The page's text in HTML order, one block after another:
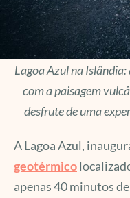
Lagoa Azul na
com a paisagem
desfrute de uma
A Lagoa Azul,
geotérmico
apenas 40 minutos